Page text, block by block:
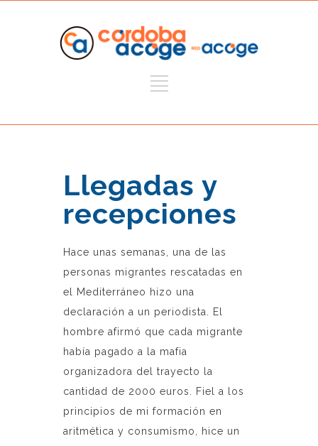
Llegadas y
recepciones
Hace unas semanas, una de las
personas migrantes rescatadas en
el Mediterráneo hizo una
declaración a un periodista. El
hombre afirmó que cada migrante
había pagado a la mafia
organizadora del trayecto la
cantidad de 2000 euros. Fiel a los
principios de mi formación en
aritmética y consumismo, hice un